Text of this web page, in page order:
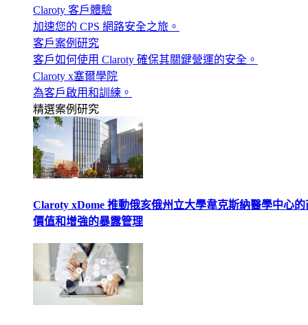
Claroty 客戶體驗
加速您的 CPS 網路安全之旅。
客戶案例研究
客戶如何使用 Claroty 確保其關鍵營運的安全。
Claroty x塞爾學院
為客戶啟用和訓練。
精選案例研究
Claroty xDome 推動俄亥俄州立大學韋克斯納醫學中心的
價值和增強的暴露管理